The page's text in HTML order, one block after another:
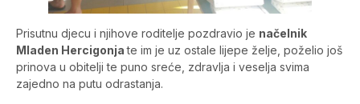
Prisutnu djecu i njihove roditelje pozdravio je načelnik
Mladen Hercigonjate im je uz ostale lijepe želje, poželio još
prinova u obitelji te puno sreće, zdravlja i veselja svima
zajedno na putu odrastanja.